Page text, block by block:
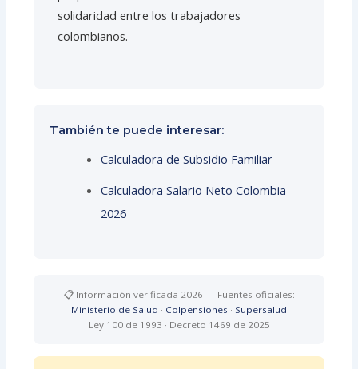
solidaridad entre los trabajadores
colombianos.
También te puede interesar:
Calculadora de Subsidio Familiar
Calculadora Salario Neto Colombia
2026
📋 Información verificada 2026 — Fuentes oficiales:
Ministerio de Salud · Colpensiones · Supersalud
Ley 100 de 1993 · Decreto 1469 de 2025